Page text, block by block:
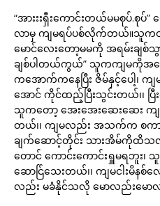
“အားးးရှီးကောင်းတယ်မမစုပ်.စုပ်
လာမှ ကျမရပ်ပစ်လိုက်တယ်။သူကထ
မောင်လေးတော့မမကို အရမ်းချစ်
ချစ်ပါတယ်ကွယ်” သူကကျမကိုအပေ
ကအောက်ကနေပြီး ဇိမ်နှင့်ပေါ့၊
အောင် ကိုင်ထည့်ပြီးသွင်းတယ်၊၊
သူကတော့ အေးအေးဆေးဆေး
တယ်၊၊ ကျမလည်း အသက်က စကာ
ချက်ဆောင့်တိုင်း သားအိမ်ကိုထိ
တောင် ကောင်းကောင်းရှူမရဘူး
ဆောင်ြသေးတယ်၊၊ ကျမငါးမိန
လည်း မခံနိုင်သလို မောလည်းမော